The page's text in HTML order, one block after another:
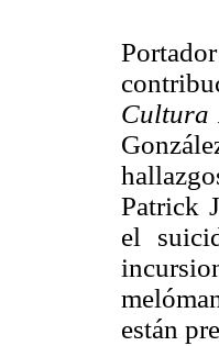
Cultura
Patrick
el
están